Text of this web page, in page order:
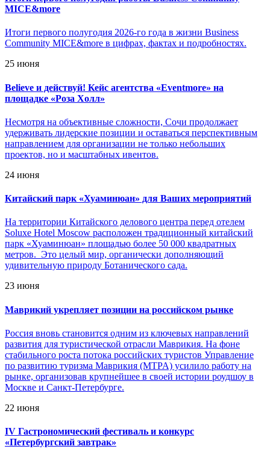
MICE&more
Итоги первого полугодия 2026-го года в жизни Business
Community MICE&more в цифрах, фактах и подробностях.
25 июня
Believe и действуй! Кейс агентства «Eventmore» на
площадке «Роза Холл»
Несмотря на объективные сложности, Сочи продолжает
удерживать лидерские позиции и оставаться перспективным
направлением для организации не только небольших
проектов, но и масштабных ивентов.
24 июня
Китайский парк «Хуаминюан» для Ваших мероприятий
На территории Китайского делового центра перед отелем
Soluxe Hotel Moscow расположен традиционный китайский
парк «Хуаминюан» площадью более 50 000 квадратных
метров. Это целый мир, органически дополняющий
удивительную природу Ботанического сада.
23 июня
Маврикий укрепляет позиции на российском рынке
Россия вновь становится одним из ключевых направлений
развития для туристической отрасли Маврикия. На фоне
стабильного роста потока российских туристов Управление
по развитию туризма Маврикия (MTPA) усилило работу на
рынке, организовав крупнейшее в своей истории роудшоу в
Москве и Санкт-Петербурге.
22 июня
IV Гастрономический фестиваль и конкурс
«Петербургский завтрак»